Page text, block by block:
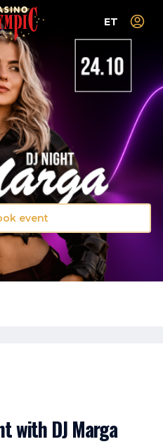
ET
event
with DJ Marga